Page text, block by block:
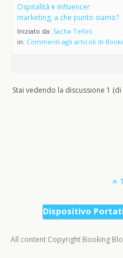
Ospitalità e influencer
marketing, a che punto siamo?
Iniziato da: Sacha Tellini
in: Commenti agli articoli di
Stai vedendo la discussione 1
Dispositivo
All content Copyright Booking